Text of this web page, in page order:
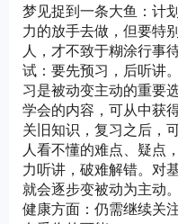
梦见捉到一条大鱼：计
力的放手去做，但要特
人，才不致于糊涂行事
试：要先预习，后听讲
习是被动变主动的重要
学会的内容，可从中获
关旧知识，复习之后，
人看不懂的难点、疑点
力听讲，破难解错。对
就会逐步变被动为主动
健康方面：仍需继续关